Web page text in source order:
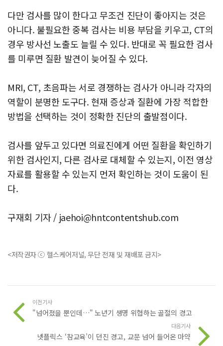
다만 검사를 많이 한다고 무조건 진단이 좋아지는 것은
아니다. 불필요한 중복 검사는 비용 부담을 키우고, CT의
경우 방사선 노출도 늘릴 수 있다. 반대로 꼭 필요한 검사
를 미루면 질환 발견이 늦어질 수 있다.
MRI, CT, 초음파는 서로 경쟁하는 검사가 아니라 각자의
역할이 분명한 도구다. 현재 증상과 질환에 가장 적합한
방법을 선택하는 것이 정확한 진단의 출발점이다.
검사를 앞두고 있다면 의료진에게 어떤 질환을 확인하기
위한 검사인지, 다른 검사로 대체할 수 있는지, 이전 영상
자료를 활용할 수 있는지 먼저 확인하는 것이 도움이 된
다.
구재회 기자 / jaehoi@hntcontentshub.com
<저작권자 ⓒ 헬스케어저널, 무단 전재 및 재배포 금지>
이전기사
"넘어졌을 뿐인데…" 노년기 생명 위협하는 골절의 경고
다음기사
넷플릭스 ‘참교육’이 던진 경고, 교문 넘어 들어온 마약